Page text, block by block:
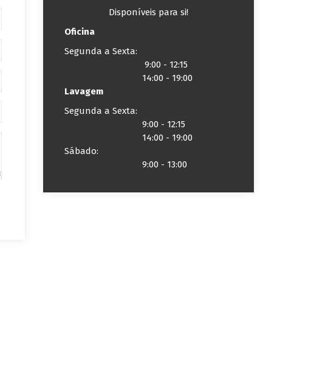
Disponíveis para si!
Oficina
Segunda a Sexta:
9:00 - 12:15
14:00 - 19:00
Lavagem
Segunda a Sexta:
9:00 - 12:15
14:00 - 19:00
Sábado:
9:00 - 13:00